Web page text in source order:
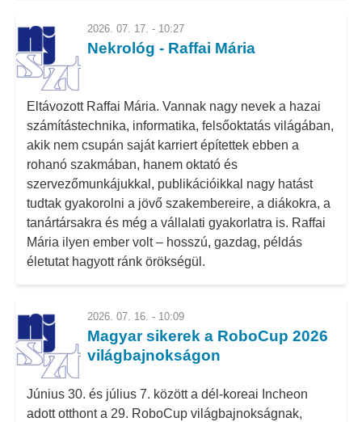
2026. 07. 17. - 10:27
Nekrológ - Raffai Mária
Eltávozott Raffai Mária. Vannak nagy nevek a hazai
számítástechnika, informatika, felsőoktatás világában,
akik nem csupán saját karriert építettek ebben a
rohanó szakmában, hanem oktató és
szervezőmunkájukkal, publikációikkal nagy hatást
tudtak gyakorolni a jövő szakembereire, a diákokra, a
tanártársakra és még a vállalati gyakorlatra is. Raffai
Mária ilyen ember volt – hosszú, gazdag, példás
életutat hagyott ránk örökségül.
2026. 07. 16. - 10:09
Magyar sikerek a RoboCup 2026
világbajnokságon
Június 30. és július 7. között a dél-koreai Incheon
adott otthont a 29. RoboCup világbajnokságnak,